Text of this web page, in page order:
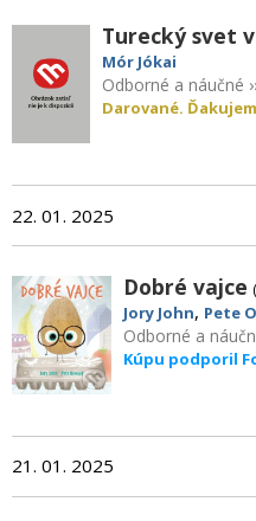
Turecký svet
Mór Jókai
Odborné a náučné
Darované.
22. 01. 2025
Dobré vajce
Jory John, Pete
Odborné a
Kúpu podporil
21. 01. 2025